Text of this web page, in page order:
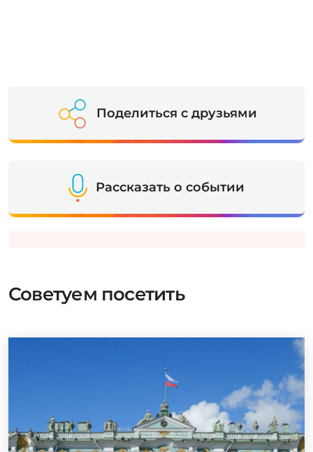
Поделиться с друзьями
Рассказать о событии
Советуем посетить